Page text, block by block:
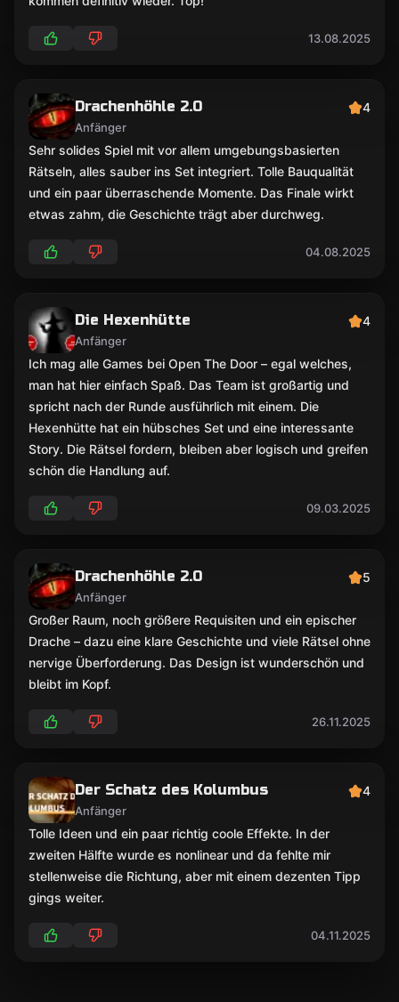
13.08.2025
Drachenhöhle 2.0
Anfänger
4
Sehr solides Spiel mit vor allem umgebungsbasierten
Rätseln, alles sauber ins Set integriert. Tolle Bauqualität
und ein paar überraschende Momente. Das Finale wirkt
etwas zahm, die Geschichte trägt aber durchweg.
04.08.2025
Die Hexenhütte
Anfänger
4
Ich mag alle Games bei Open The Door – egal welches,
man hat hier einfach Spaß. Das Team ist großartig und
spricht nach der Runde ausführlich mit einem. Die
Hexenhütte hat ein hübsches Set und eine interessante
Story. Die Rätsel fordern, bleiben aber logisch und greifen
schön die Handlung auf.
09.03.2025
Drachenhöhle 2.0
Anfänger
5
Großer Raum, noch größere Requisiten und ein epischer
Drache – dazu eine klare Geschichte und viele Rätsel ohne
nervige Überforderung. Das Design ist wunderschön und
bleibt im Kopf.
26.11.2025
Der Schatz des Kolumbus
Anfänger
4
Tolle Ideen und ein paar richtig coole Effekte. In der
zweiten Hälfte wurde es nonlinear und da fehlte mir
stellenweise die Richtung, aber mit einem dezenten Tipp
gings weiter.
04.11.2025